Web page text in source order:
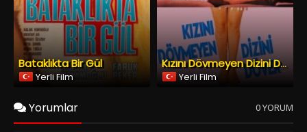
Bataklıkta Bir Gül
Yerli Film
Kızını Dövmeyen Dizini Döver
Yerli Film
Yorumlar 0 YORUM